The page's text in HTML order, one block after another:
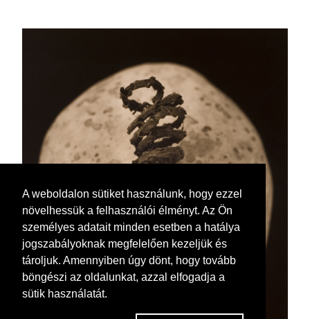
A weboldalon sütiket használunk, hogy ezzel
növelhessük a felhasználói élményt. Az Ön
személyes adatait minden esetben a hatálya
jogszabályoknak megfelelően kezeljük és
tároljuk. Amennyiben úgy dönt, hogy tovább
böngészi az oldalunkat, azzal elfogadja a
sütik használatát.